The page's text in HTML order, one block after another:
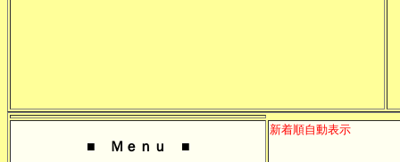
■ Ｍｅｎｕ ■
新着順自動表示